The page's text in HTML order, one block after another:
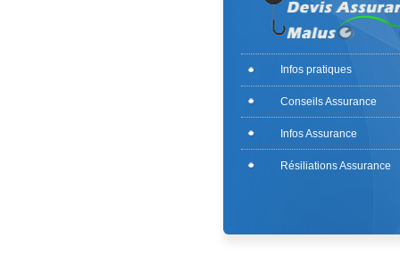
Infos pratiques
Conseils Assurance
Infos Assurance
Résiliations Assurance